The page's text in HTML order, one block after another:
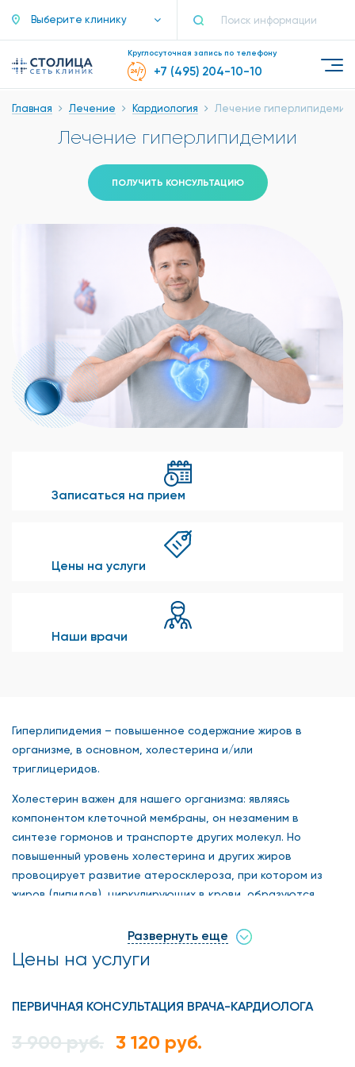
Выберите клинику
Круглосуточная запись по телефону
+7 (495) 204-10-10
Главная Лечение Кардиология Лечение гиперлипидемии
Лечение гиперлипидемии
ПОЛУЧИТЬ КОНСУЛЬТАЦИЮ
Записаться на прием
Цены на услуги
Наши врачи
Гиперлипидемия – повышенное содержание жиров в
организме, в основном, холестерина и/или
триглицеридов.
Холестерин важен для нашего организма: являясь
компонентом клеточной мембраны, он незаменим в
синтезе гормонов и транспорте других молекул. Но
повышенный уровень холестерина и других жиров
провоцирует развитие атеросклероза, при котором из
жиров (липидов), циркулирующих в крови, образуются
просвет сосуда сузится полностью, и возникнут жизненно
опасные осложнения, среди которых, например, инфаркт
миокарда.
Обратите внимание: вы можете не знать, что у вас
по себе гиперлипидемия симптомов практически не даёт,
Развернуть еще
Цены на услуги
ПЕРВИЧНАЯ КОНСУЛЬТАЦИЯ ВРАЧА-КАРДИОЛОГА
3 900 руб. 3 120 руб.